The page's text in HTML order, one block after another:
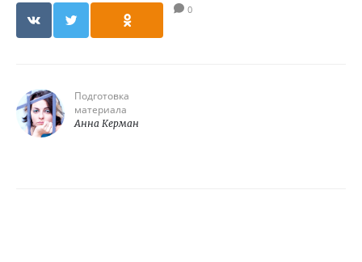
0
Подготовка
материала
Анна Керман